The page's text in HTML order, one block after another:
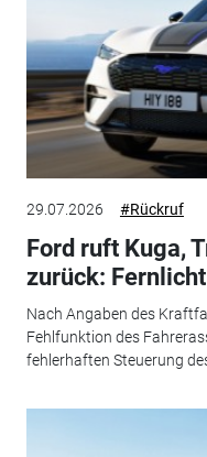
29.07.2026 #Rückruf
Ford ruft Kuga,
zurück:
Nach Angaben des
Fehlfunktion des
fehlerhaften Steuerung